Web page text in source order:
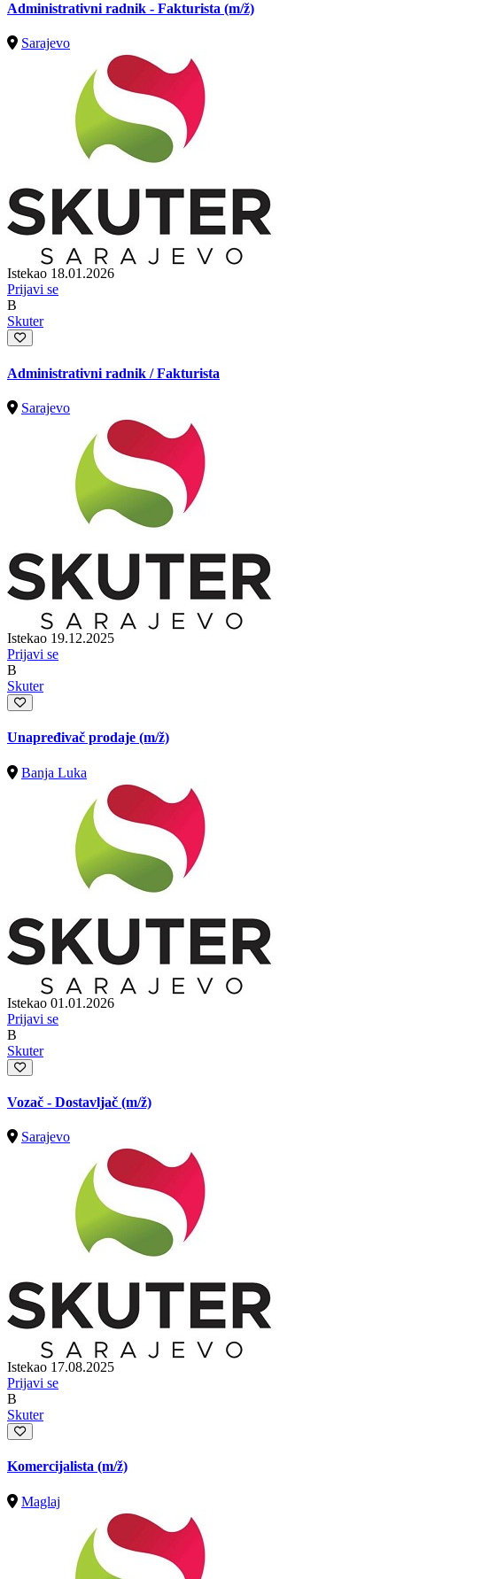
Administrativni radnik - Fakturista (m/ž)
Sarajevo
Istekao 18.01.2026
Prijavi se
B
Skuter
Administrativni radnik / Fakturista
Sarajevo
Istekao 19.12.2025
Prijavi se
B
Skuter
Unapređivač prodaje (m/ž)
Banja Luka
Istekao 01.01.2026
Prijavi se
B
Skuter
Vozač - Dostavljač (m/ž)
Sarajevo
Istekao 17.08.2025
Prijavi se
B
Skuter
Komercijalista (m/ž)
Maglaj